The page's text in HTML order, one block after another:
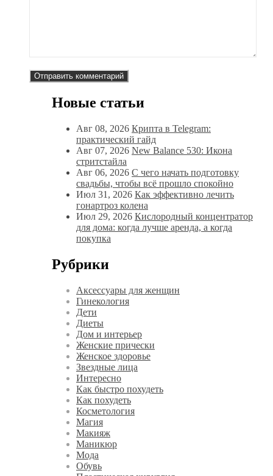
Новые статьи
Авг 08, 2026 Крипта в Telegram:
практический гайд
Авг 07, 2026 New Balance 530: Икона
стритстайла
Авг 06, 2026 С чего начать подготовку
свадьбы, чтобы всё прошло спокойно
Июл 31, 2026 Как эффективно лечить
гонартроз колена
Июл 29, 2026 Кислородный концентратор
для дома: когда лучше аренда, а когда
покупка
Рубрики
Аксессуары для женщин
Гинекология
Дети
Диеты
Дом и интерьер
Женские прически
Женское здоровье
Звездные лица
Интересно
Как быстро похудеть
Как похудеть
Косметология
Магия
Макияж
Маникюр
Мода
Обувь